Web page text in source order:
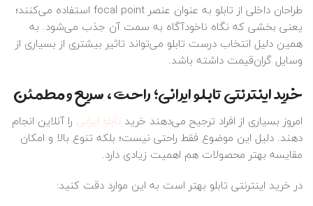
طراحان داخلی از تابلو به عنوان عنصر focal point استفاده می‌کنند؛
یعنی بخشی که نگاه ناخودآگاه به سمت آن جذب می‌شود. به
همین دلیل انتخاب درست تابلو می‌تواند تاثیر بیشتری از بسیاری از
وسایل گران‌قیمت داشته باشد.
خرید اینترنتی تابلو ایرانی؛ راحت، سریع و مطمئن
امروز بسیاری از افراد ترجیح می‌دهند خرید تابلو ایرانی را آنلاین انجام
دهند. دلیل این موضوع فقط راحتی نیست؛ بلکه تنوع بالا و امکان
مقایسه بهتر محصولات هم اهمیت زیادی دارد.
در خرید اینترنتی تابلو بهتر است به این موارد دقت کنید: